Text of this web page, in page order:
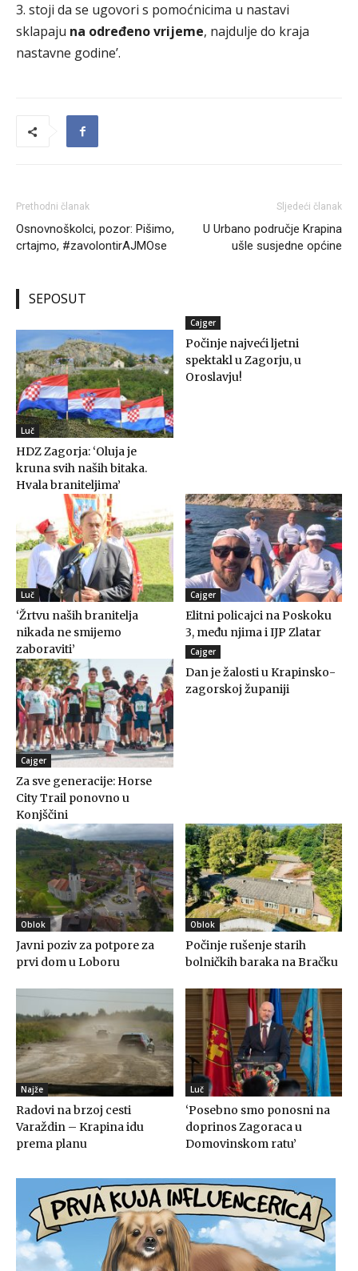
3. stoji da se ugovori s pomoćnicima u nastavi
sklapaju na određeno vrijeme, najdulje do kraja
nastavne godine’.
Prethodni članak
Osnovnoškolci, pozor: Pišimo,
crtajmo, #zavolontirAJMOse
Sljedeći članak
U Urbano područje Krapina
ušle susjedne općine
SEPOSUT
Luč
HDZ Zagorja: ‘Oluja je
kruna svih naših bitaka.
Hvala braniteljima’
Cajger
Počinje najveći ljetni
spektakl u Zagorju, u
Oroslavju!
Luč
‘Žrtvu naših branitelja
nikada ne smijemo
zaboraviti’
Cajger
Elitni policajci na Poskoku
3, među njima i IJP Zlatar
Cajger
Za sve generacije: Horse
City Trail ponovno u
Konjščini
Cajger
Dan je žalosti u Krapinsko-
zagorskoj županiji
Oblok
Javni poziv za potpore za
prvi dom u Loboru
Oblok
Počinje rušenje starih
bolničkih baraka na Bračku
Najže
Radovi na brzoj cesti
Varaždin – Krapina idu
prema planu
Luč
‘Posebno smo ponosni na
doprinos Zagoraca u
Domovinskom ratu’